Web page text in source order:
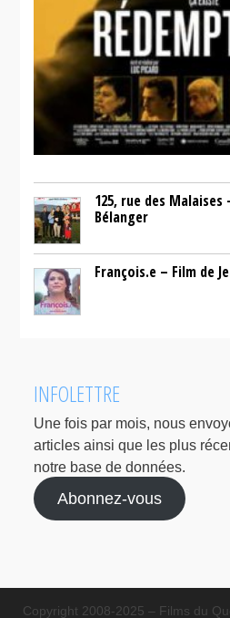
125, rue des Malaises
Bélanger
François.e – Film de
INFOLETTRE
Une fois par mois, nous
articles ainsi que les plus
notre base de données.
Abonnez-vous
Copyright 2008-2025 – Films du